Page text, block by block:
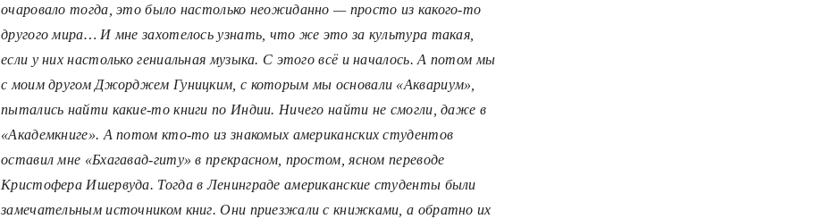
очаровало тогда, это было настолько неожиданно — просто из какого-то
другого мира… И мне захотелось узнать, что же это за культура такая,
если у них настолько гениальная музыка. С этого всё и началось. А потом мы
с моим другом Джорджем Гуницким, с которым мы основали «Аквариум»,
пытались найти какие-то книги по Индии. Ничего найти не смогли, даже в
«Академкниге». А потом кто-то из знакомых американских студентов
оставил мне «Бхагавад-гиту» в прекрасном, простом, ясном переводе
Кристофера Ишервуда. Тогда в Ленинграде американские студенты были
замечательным источником книг. Они приезжали с книжками, а обратно их